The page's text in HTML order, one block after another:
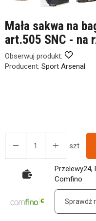
Mała sakwa na
art.505 SNC - na
Obserwuj produkt:
Producent: Sport Arsenal
szt.
Przelewy24,
Comfino
Sprawdź